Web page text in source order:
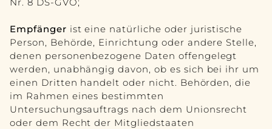
Empfänger ist eine natürliche oder juristische
Person, Behörde, Einrichtung oder andere Stelle,
denen personenbezogene Daten offengelegt
werden, unabhängig davon, ob es sich bei ihr um
einen Dritten handelt oder nicht. Behörden, die
im Rahmen eines bestimmten
Untersuchungsauftrags nach dem Unionsrecht
oder dem Recht der Mitgliedstaaten